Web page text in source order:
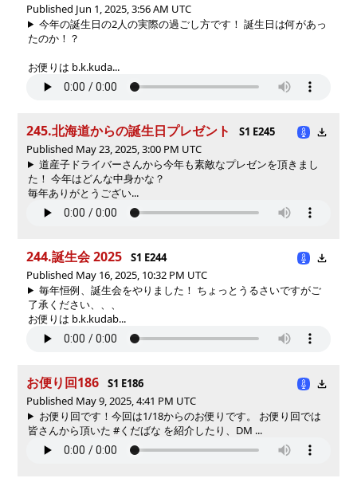
Published Jun 1, 2025, 3:56 AM UTC
今年の誕生日の2人の実際の過ごし方です！ 誕生日は何があっ
たのか！？
お便りは b.k.kuda...
245.北海道からの誕生日プレゼント
S1 E245
Published May 23, 2025, 3:00 PM UTC
道産子ドライバーさんから今年も素敵なプレゼンを頂きまし
た！ 今年はどんな中身かな？
毎年ありがとうござい...
244.誕生会 2025
S1 E244
Published May 16, 2025, 10:32 PM UTC
毎年恒例、誕生会をやりました！ ちょっとうるさいですがご
了承ください、、、
お便りは b.k.kudab...
お便り回186
S1 E186
Published May 9, 2025, 4:41 PM UTC
お便り回です！今回は1/18からのお便りです。 お便り回では
皆さんから頂いた #くだばな を紹介したり、DM ...